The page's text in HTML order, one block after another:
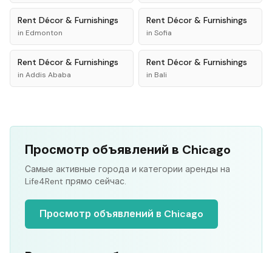
Rent Décor & Furnishings
in Edmonton
Rent Décor & Furnishings
in Sofia
Rent Décor & Furnishings
in Addis Ababa
Rent Décor & Furnishings
in Bali
Просмотр объявлений в Chicago
Самые активные города и категории аренды на
Life4Rent прямо сейчас.
Просмотр объявлений в Chicago